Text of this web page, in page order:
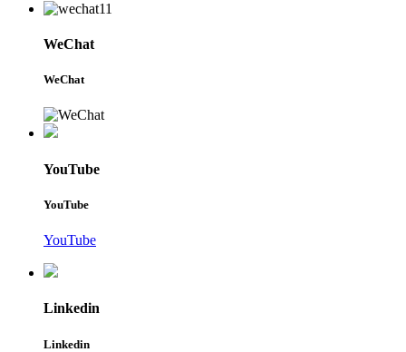
WeChat
WeChat
YouTube
YouTube
YouTube
Linkedin
Linkedin